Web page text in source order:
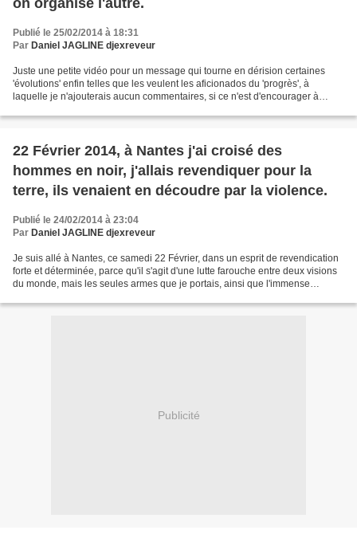
on organise l'autre.
Publié le 25/02/2014 à 18:31
Par Daniel JAGLINE djexreveur
Juste une petite vidéo pour un message qui tourne en dérision certaines
'évolutions' enfin telles que les veulent les aficionados du 'progrès', à
laquelle je n'ajouterais aucun commentaires, si ce n'est d'encourager à
22 Février 2014, à Nantes j'ai croisé des
hommes en noir, j'allais revendiquer pour la
terre, ils venaient en découdre par la violence.
Publié le 24/02/2014 à 23:04
Par Daniel JAGLINE djexreveur
Je suis allé à Nantes, ce samedi 22 Février, dans un esprit de revendication
forte et déterminée, parce qu'il s'agit d'une lutte farouche entre deux visions
du monde, mais les seules armes que je portais, ainsi que l'immense
Publicité